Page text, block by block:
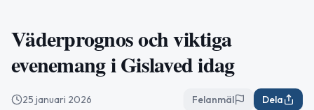
Väderprognos och viktiga
evenemang i Gislaved idag
25 januari 2026 Felanmäl Dela